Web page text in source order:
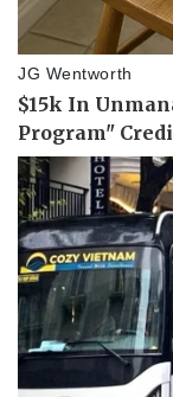
Kinh tế
Bất động sản
Khởi nghiệp